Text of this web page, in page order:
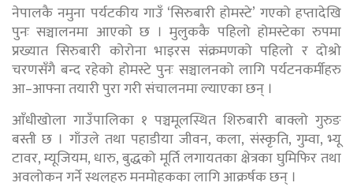
नेपालकै नमुना पर्यटकीय गाउँ ‘सिरुबारी होमस्टे’ गएको हप्तादेखि
पुनः सञ्चालनमा आएको छ । मुलुककै पहिलो होमस्टेका रुपमा
प्रख्यात सिरुबारी कोरोना भाइरस संक्रमणको पहिलो र दोश्रो
चरणसँगै बन्द रहेको होमस्टे पुनः सञ्चालनको लागि पर्यटनकर्मीहरु
आ–आफ्ना तयारी पुरा गरी संचालनमा ल्याएका छन् ।
आँधीखोला गाउँपालिका १ पञ्चमूलस्थित शिरुबारी बाक्लो गुरुङ
बस्ती छ । गाँउले तथा पहाडीया जीवन, कला, संस्कृति, गुम्वा, भ्यू
टावर, म्यूजियम, धारु, बुद्धको मूर्ति लगायतका क्षेत्रका घुमिफिर तथा
अवलोकन गर्ने स्थलहरु मनमोहकका लागि आक्रर्षक छन् ।